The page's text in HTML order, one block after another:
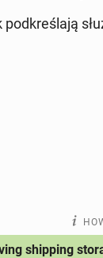
shipping